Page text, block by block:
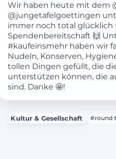
Wir haben heute mit dem
@jungetafelgoettingen
immer noch total glücklich
Spendenbereitschaft 🙌
#kaufeinsmehr haben wir
Nudeln, Konserven,
tollen Dingen gefüllt, die
unterstützen können, die
sind. Danke 🤩!
Kultur & Gesellschaft #round